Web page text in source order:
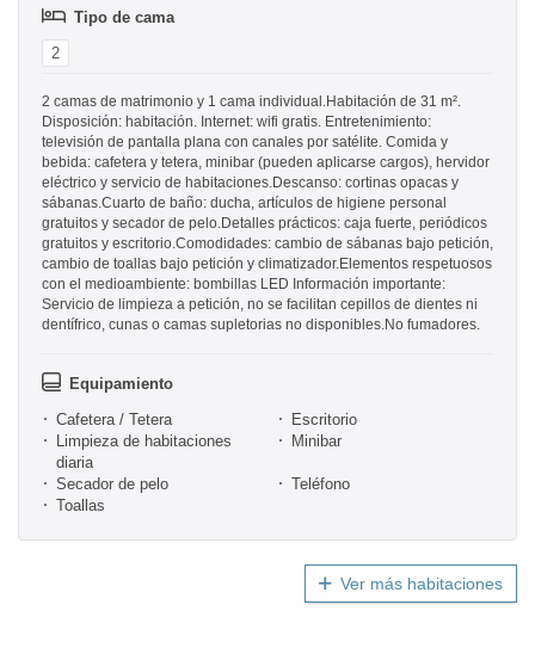
Tipo de cama
2
2 camas de matrimonio y 1 cama individual.Habitación de 31 m².
Disposición: habitación. Internet: wifi gratis. Entretenimiento:
televisión de pantalla plana con canales por satélite. Comida y
bebida: cafetera y tetera, minibar (pueden aplicarse cargos), hervidor
eléctrico y servicio de habitaciones.Descanso: cortinas opacas y
sábanas.Cuarto de baño: ducha, artículos de higiene personal
gratuitos y secador de pelo.Detalles prácticos: caja fuerte, periódicos
gratuitos y escritorio.Comodidades: cambio de sábanas bajo petición,
cambio de toallas bajo petición y climatizador.Elementos respetuosos
con el medioambiente: bombillas LED Información importante:
Servicio de limpieza a petición, no se facilitan cepillos de dientes ni
dentífrico, cunas o camas supletorias no disponibles.No fumadores.
Equipamiento
Cafetera / Tetera
Escritorio
Limpieza de habitaciones
diaria
Minibar
Secador de pelo
Teléfono
Toallas
Ver más habitaciones